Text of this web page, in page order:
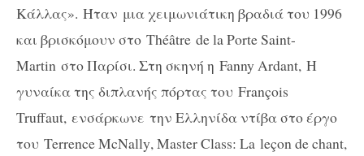
Κάλλας». Ήταν μια χειμωνιάτικη βραδιά του 1996
και βρισκόμουν στο Théâtre de la Porte Saint-
Martin στο Παρίσι. Στη σκηνή η Fanny Ardant, Η
γυναίκα της διπλανής πόρτας του François
Truffaut, ενσάρκωνε την Ελληνίδα ντίβα στο έργο
του TerrenceMcNally,MasterClass: La leçon de chant,